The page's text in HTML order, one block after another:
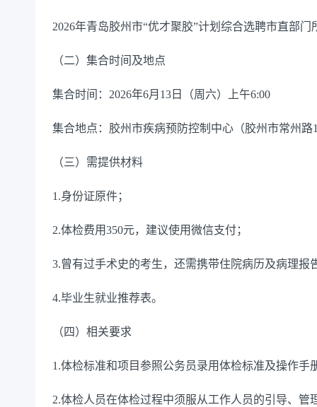
2026年青岛胶州市“优才聚胶”计划综合选聘市直部门
（二）集合时间及地点
集合时间： 2026年6月 13 日（周六）上午6:00
集合地点：胶州市疾病预防控制中心（胶州市常州路
（三）需提供材料
1.身份证原件；
2.体检费用350元，建议使用微信支付；
3.曾有过手术史的考生，还需携带住院病历及病理报
4.毕业生就业推荐表。
（四）相关要求
1.体检标准和项目参照公务员录用体检标准及操作手
2.体检人员在体检过程中须服从工作人员的引导、